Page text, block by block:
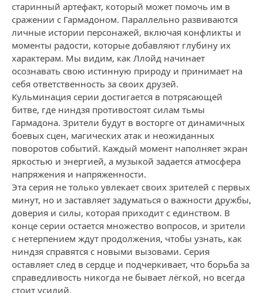
старинный артефакт, который может помочь им в
сражении с Гармадоном. Параллельно развиваются
личные истории персонажей, включая конфликты и
моменты радости, которые добавляют глубину их
характерам. Мы видим, как Ллойд начинает
осознавать свою истинную природу и принимает на
себя ответственность за своих друзей.
Кульминация серии достигается в потрясающей
битве, где ниндзя противостоят силам тьмы
Гармадона. Зрители будут в восторге от динамичных
боевых сцен, магических атак и неожиданных
поворотов событий. Каждый момент наполняет экран
яркостью и энергией, а музыкой задается атмосфера
напряжения и напряженности.
Эта серия не только увлекает своих зрителей с первых
минут, но и заставляет задуматься о важности дружбы,
доверия и силы, которая приходит с единством. В
конце серии остается множество вопросов, и зрители
с нетерпением ждут продолжения, чтобы узнать, как
ниндзя справятся с новыми вызовами. Серия
оставляет след в сердце и подчеркивает, что борьба за
справедливость никогда не бывает лёгкой, но всегда
стоит усилий.